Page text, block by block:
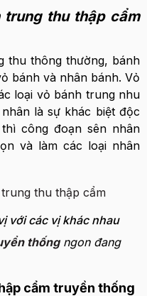
trung thu thập cẩm
thu thông thường, bánh
bánh và nhân bánh. Vỏ
loại vỏ bánh trung nhu
là sự khác biệt độc
công đoạn sên nhân
và làm các loại nhân
với các vị khác nhau
thốngngon đang
cẩm truyền thống